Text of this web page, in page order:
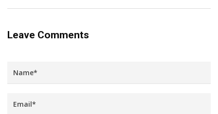
Leave Comments